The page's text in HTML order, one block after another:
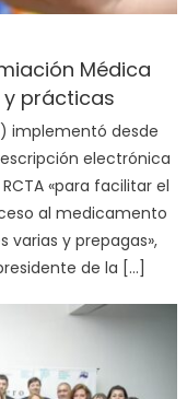
Médica
prácticas
implementó desde
electrónica
«para facilitar el
al medicamento
varias y prepagas»,
de la […]